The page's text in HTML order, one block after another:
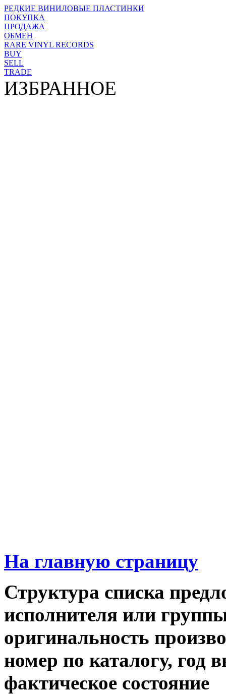
РЕДКИЕ ВИНИЛОВЫЕ ПЛАСТИНКИ
ПОКУПКА
ПРОДАЖА
ОБМЕН
RARE VINYL RECORDS
BUY
SELL
TRADE
ИЗБРАННОЕ
На главную страницу
Структура списка
исполнителя или
оригинальность
номер по каталогу, год
фактическое состояние